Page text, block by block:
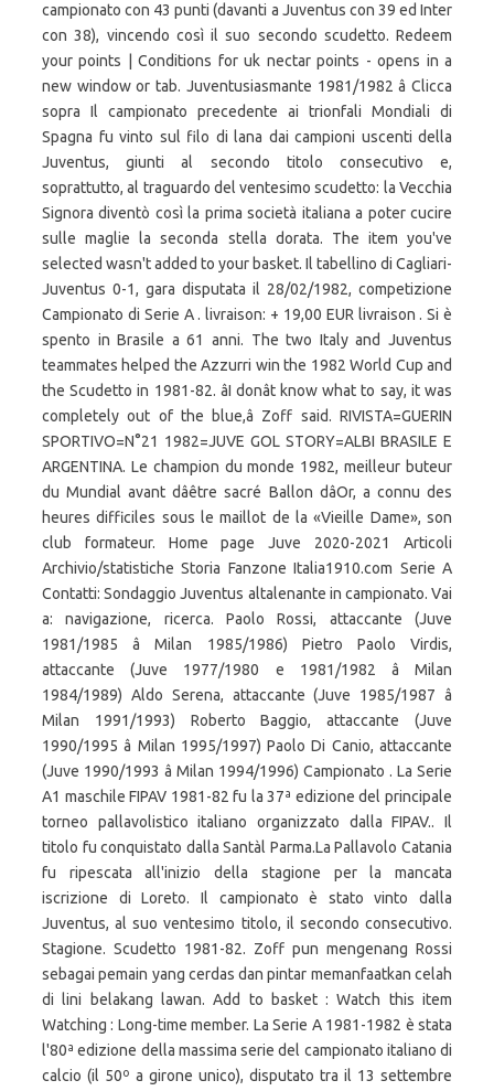
campionato con 43 punti (davanti a Juventus con 39 ed Inter
con 38), vincendo così il suo secondo scudetto. Redeem
your points | Conditions for uk nectar points - opens in a
new window or tab. Juventusiasmante 1981/1982 â Clicca
sopra Il campionato precedente ai trionfali Mondiali di
Spagna fu vinto sul filo di lana dai campioni uscenti della
Juventus, giunti al secondo titolo consecutivo e,
soprattutto, al traguardo del ventesimo scudetto: la Vecchia
Signora diventò così la prima società italiana a poter cucire
sulle maglie la seconda stella dorata. The item you've
selected wasn't added to your basket. Il tabellino di Cagliari-
Juventus 0-1, gara disputata il 28/02/1982, competizione
Campionato di Serie A . livraison: + 19,00 EUR livraison . Si è
spento in Brasile a 61 anni. The two Italy and Juventus
teammates helped the Azzurri win the 1982 World Cup and
the Scudetto in 1981-82. âI donât know what to say, it was
completely out of the blue,â Zoff said. RIVISTA=GUERIN
SPORTIVO=N°21 1982=JUVE GOL STORY=ALBI BRASILE E
ARGENTINA. Le champion du monde 1982, meilleur buteur
du Mundial avant dâêtre sacré Ballon dâOr, a connu des
heures difficiles sous le maillot de la «Vieille Dame», son
club formateur. Home page Juve 2020-2021 Articoli
Archivio/statistiche Storia Fanzone Italia1910.com Serie A
Contatti: Sondaggio Juventus altalenante in campionato. Vai
a: navigazione, ricerca. Paolo Rossi, attaccante (Juve
1981/1985 â Milan 1985/1986) Pietro Paolo Virdis,
attaccante (Juve 1977/1980 e 1981/1982 â Milan
1984/1989) Aldo Serena, attaccante (Juve 1985/1987 â
Milan 1991/1993) Roberto Baggio, attaccante (Juve
1990/1995 â Milan 1995/1997) Paolo Di Canio, attaccante
(Juve 1990/1993 â Milan 1994/1996) Campionato . La Serie
A1 maschile FIPAV 1981-82 fu la 37ª edizione del principale
torneo pallavolistico italiano organizzato dalla FIPAV.. Il
titolo fu conquistato dalla Santàl Parma.La Pallavolo Catania
fu ripescata all'inizio della stagione per la mancata
iscrizione di Loreto. Il campionato è stato vinto dalla
Juventus, al suo ventesimo titolo, il secondo consecutivo.
Stagione. Scudetto 1981-82. Zoff pun mengenang Rossi
sebagai pemain yang cerdas dan pintar memanfaatkan celah
di lini belakang lawan. Add to basket : Watch this item
Watching : Long-time member. La Serie A 1981-1982 è stata
l'80ª edizione della massima serie del campionato italiano di
calcio (il 50º a girone unico), disputato tra il 13 settembre